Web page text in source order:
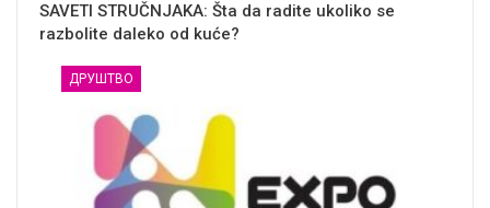
SAVETI STRUČNJAKA: Šta da radite ukoliko se
razbolite daleko od kuće?
ДРУШТВО